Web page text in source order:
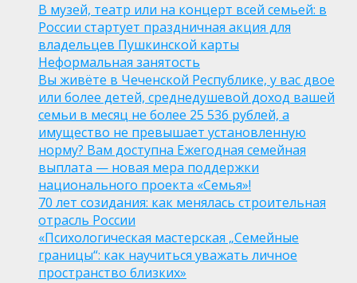
В музей, театр или на концерт всей семьей: в
России стартует праздничная акция для
владельцев Пушкинской карты
Неформальная занятость
Вы живёте в Чеченской Республике, у вас двое
или более детей, среднедушевой доход вашей
семьи в месяц не более 25 536 рублей, а
имущество не превышает установленную
норму? Вам доступна Ежегодная семейная
выплата — новая мера поддержки
национального проекта «Семья»!
70 лет созидания: как менялась строительная
отрасль России
«Психологическая мастерская „Семейные
границы“: как научиться уважать личное
пространство близких»